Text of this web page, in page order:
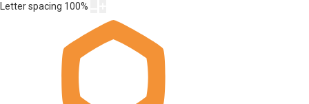
Letter spacing 100%